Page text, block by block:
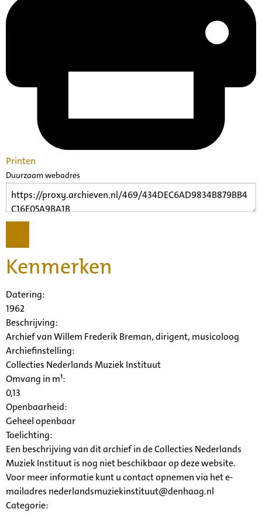
Printen
Duurzaam webadres
Kenmerken
Datering:
1962
Beschrijving:
Archief van Willem Frederik Breman, dirigent, musicoloog
Archiefinstelling:
Collecties Nederlands Muziek Instituut
Omvang in m¹:
0,13
Openbaarheid:
Geheel openbaar
Toelichting:
Een beschrijving van dit archief in de Collecties Nederlands
Muziek Instituut is nog niet beschikbaar op deze website.
Voor meer informatie kunt u contact opnemen via het e-
mailadres nederlandsmuziekinstituut@denhaag.nl
Categorie: